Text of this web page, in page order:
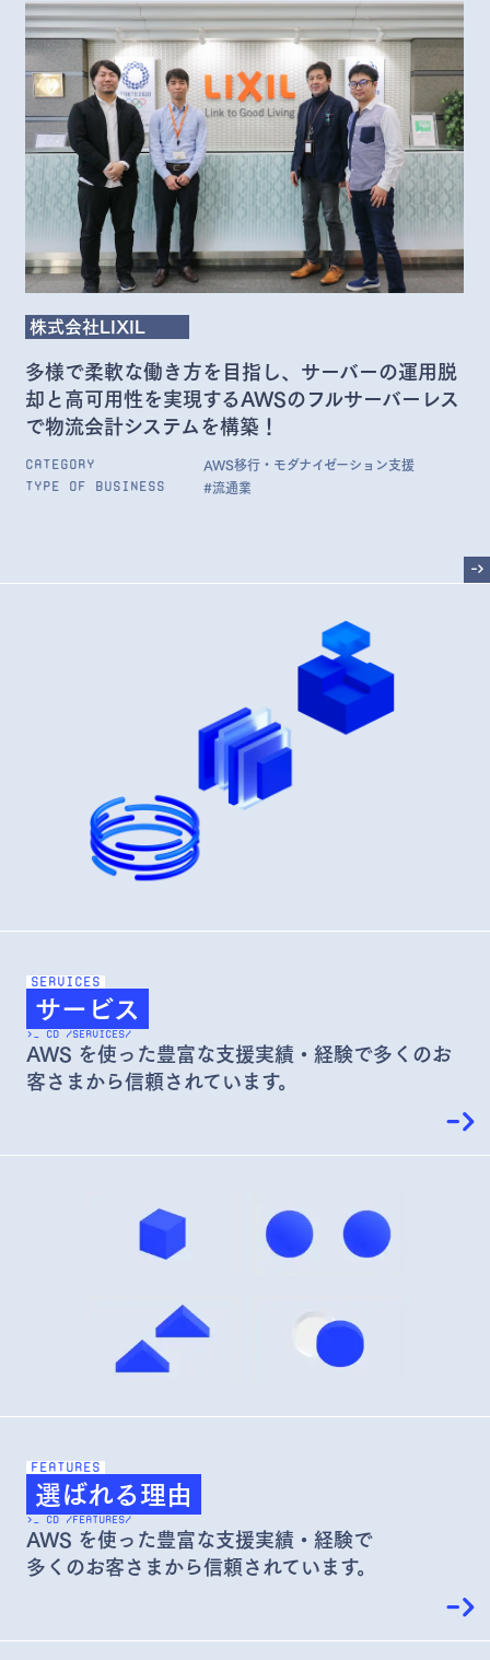
株式会社LIXIL
多様で柔軟な働き方を目指し、サーバーの運用脱
却と高可用性を実現するAWSのフルサーバーレス
で物流会計システムを構築！
Category AWS移行・モダナイゼーション支援
Type of Business #流通業
->
SERVICES
サービス
>_ CD /SERVICES/
AWS を使った豊富な支援実績・経験で多くのお
客さまから信頼されています。
->
FEATURES
選ばれる理由
>_ CD /FEATURES/
AWS を使った豊富な支援実績・経験で
多くのお客さまから信頼されています。
->